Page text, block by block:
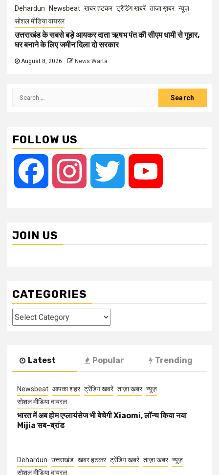
Dehardun Newsbeat खबर हटकर ट्रेंडिंग खबरें ताज़ा ख़बर न्यूज़
सोशल मीडिया वायरल
उत्तराखंड के सबसे बड़े आयकर दाता ऋषभ पंत की सीएम धामी से गुहार,
घर बनाने के लिए जमीन दिला दो सरकार
August 8, 2026 News Warta
Search
FOLLOW US
Facebook Instagram Twitter
JOIN US
CATEGORIES
Categories
Latest Popular Trending
Newsbeat आपका शहर ट्रेंडिंग खबरें ताज़ा ख़बर न्यूज़
सोशल मीडिया वायरल
भारत में अब होम एप्लायंसेज भी बेचेगी Xiaomi, लॉन्च किया नया
Mijia सब-ब्रांड
Dehardun उत्तराखंड खबर हटकर ट्रेंडिंग खबरें ताज़ा ख़बर न्यूज़
सोशल मीडिया वायरल